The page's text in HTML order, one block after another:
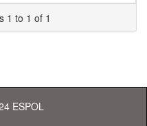
1 to 1 of 1
ESPOL